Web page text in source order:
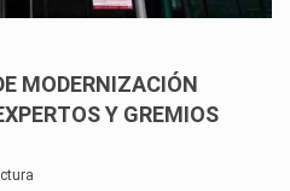
MODERNIZACIÓN
Y GREMIOS